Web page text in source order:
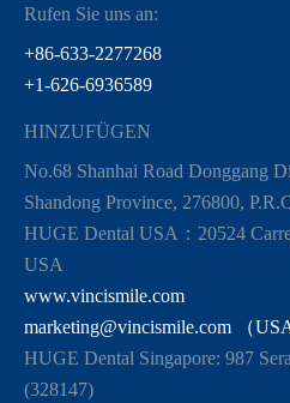
Rufen Sie uns an:
+86-633-2277268
+1-626-6936589
HINZUFÜGEN
No.68 Shanhai Road Donggang
Shandong Province, 276800,
HUGE Dental USA：20524
USA
www.vincismile.com
marketing@vincismile.com （USA
HUGE Dental Singapore: 987
(328147)